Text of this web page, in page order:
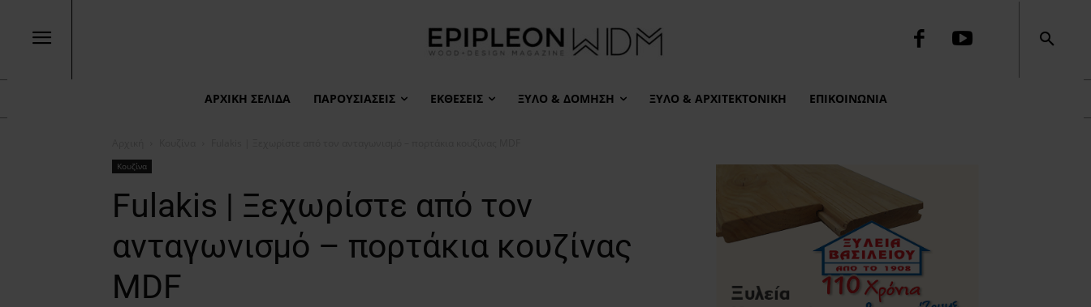
ΑΡΧΙΚΉ ΣΕΛΊΔΑ ΠΑΡΟΥΣΙΆΣΕΙΣ ΕΚΘΈΣΕΙΣ ΞΎΛΟ & ΔΌΜΗΣΗ ΞΎΛΟ & ΑΡΧΙΤΕΚΤΟΝΙΚΉ ΕΠΙΚΟΙΝΩΝΙΑ
Κουζίνα
Fulakis | Ξεχωρίστε από τον
ανταγωνισμό – πορτάκια κουζίνας
MDF